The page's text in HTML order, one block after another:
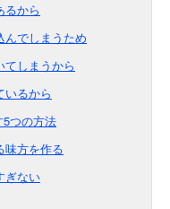
るから
んでしまうため
しまうから
いるから
つの方法
味方を作る
ぎない